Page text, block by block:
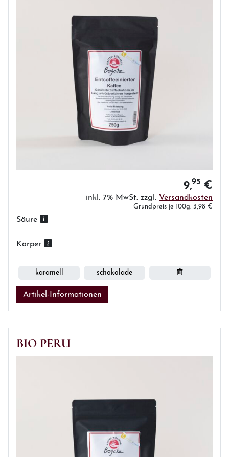
9,95 €
inkl. 7% MwSt. zzgl. Versandkosten
Grundpreis je 100g: 3,98 €
Säure
Körper
karamell schokolade
Artikel-Informationen
BIO PERU